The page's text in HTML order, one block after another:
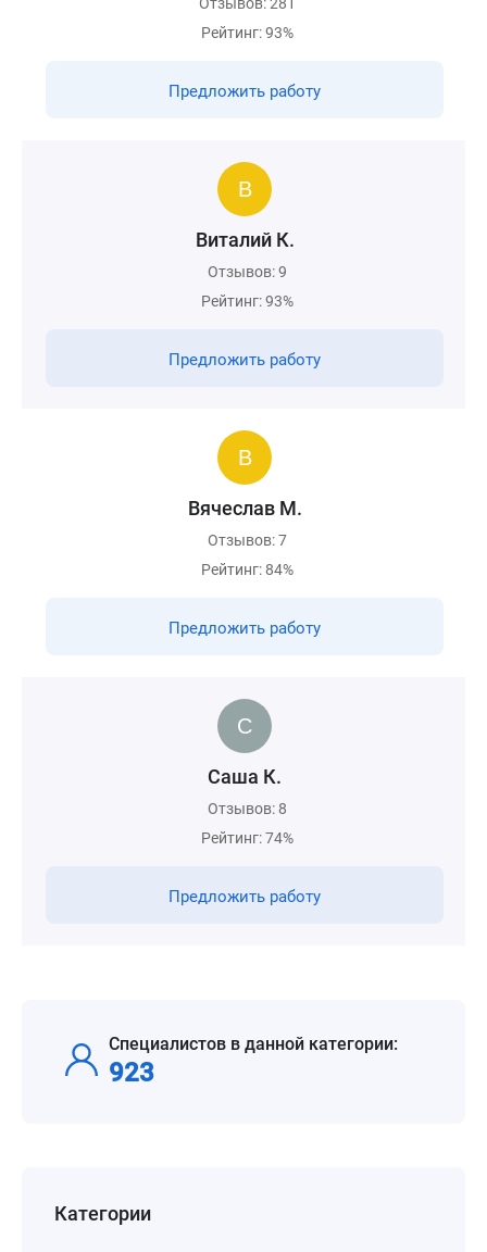
Рейтинг: 93%
Предложить работу
Виталий К.
Отзывов: 9
Рейтинг: 93%
Предложить работу
Вячеслав М.
Отзывов: 7
Рейтинг: 84%
Предложить работу
Саша К.
Отзывов: 8
Рейтинг: 74%
Предложить работу
Специалистов в данной категории:
923
Категории